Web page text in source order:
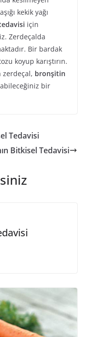
kekik yağı
için
Zerdeçalda
Bir bardak
koyup karıştırın.
zerdeçal, bronşitin
bir
Tedavisi
Bitkisel Tedavisi